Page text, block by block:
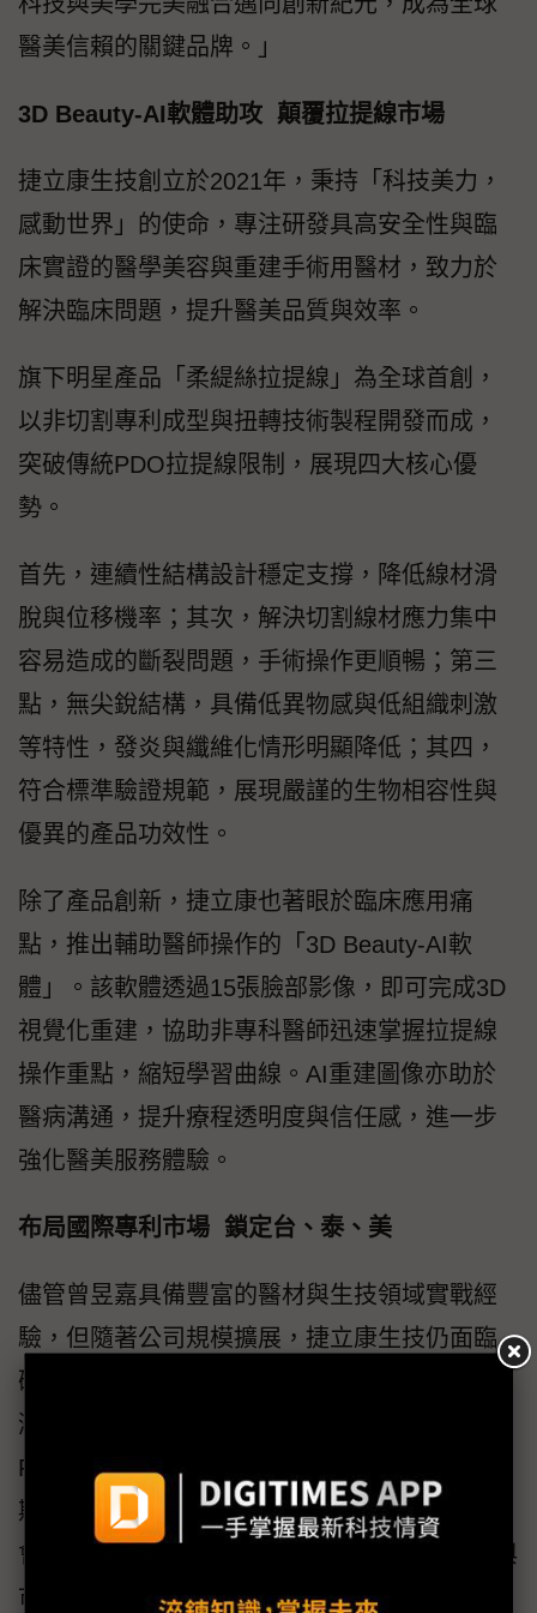
醫美信賴的關鍵品牌。」
3D Beauty-AI軟體助攻 顛覆拉提線市場
捷立康生技創立於2021年，秉持「科技美力，
感動世界」的使命，專注研發具高安全性與臨
床實證的醫學美容與重建手術用醫材，致力於
解決臨床問題，提升醫美品質與效率。
旗下明星產品「柔緹絲拉提線」為全球首創，
以非切割專利成型與扭轉技術製程開發而成，
突破傳統PDO拉提線限制，展現四大核心優
勢。
首先，連續性結構設計穩定支撐，降低線材滑
脫與位移機率；其次，解決切割線材應力集中
容易造成的斷裂問題，手術操作更順暢；第三
點，無尖銳結構，具備低異物感與低組織刺激
等特性，發炎與纖維化情形明顯降低；其四，
符合標準驗證規範，展現嚴謹的生物相容性與
優異的產品功效性。
除了產品創新，捷立康也著眼於臨床應用痛
點，推出輔助醫師操作的「3D Beauty-AI軟
體」。該軟體透過15張臉部影像，即可完成3D
視覺化重建，協助非專科醫師迅速掌握拉提線
操作重點，縮短學習曲線。AI重建圖像亦助於
醫病溝通，提升療程透明度與信任感，進一步
強化醫美服務體驗。
布局國際專利市場 鎖定台、泰、美
儘管曾昱嘉具備豐富的醫材與生技領域實戰經
驗，但隨著公司規模擴展，捷立康生技仍面臨
研發、行銷與募資等多面向挑戰。透過加入台
灣科技新創基地TTA，捷立康獲得資源挹注與
FlyingVest加速器全方位輔導，逐步克服創業初
期的關鍵困難。該公司也成功爭取2024年國科
會主辦的MEDICA台灣隊參展資格，展現技術與
市場潛力雙重肯定。